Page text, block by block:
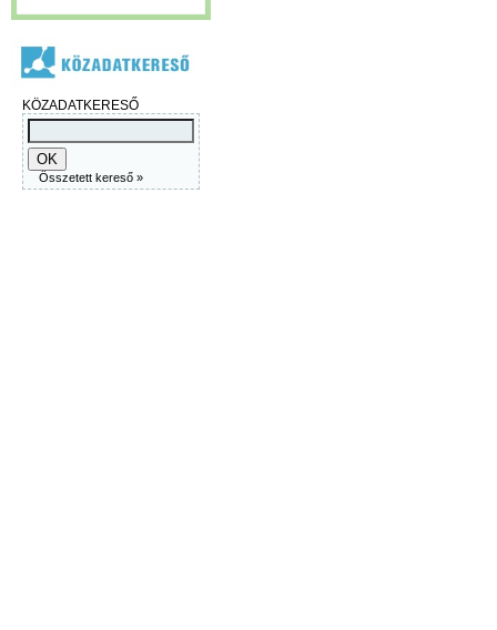
KÖZADATKERESŐ
Összetett kereső »